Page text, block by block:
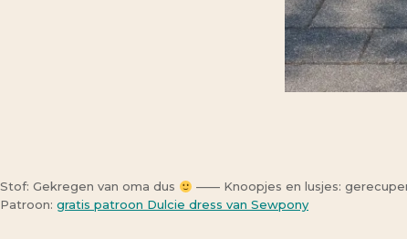
Stof: Gekregen van oma dus
—— Knoopjes en lusjes:
Patroon: gratis patroon Dulcie dress van Sewpony